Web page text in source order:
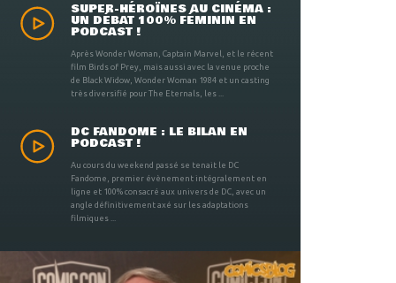
SUPER-HÉROÏNES AU CINÉMA :
UN DÉBAT 100% FÉMININ EN
PODCAST !
Après Wonder Woman, Captain Marvel, et le récent
film Birds of Prey, mais aussi avec la venue proche
de Black Widow, Wonder Woman 1984 et un casting
très diversifié pour The Eternals, les ...
DC FANDOME : LE BILAN EN
PODCAST !
Au cours du weekend passé se tenait le DC
Fandome, premier évènement intégralement en
ligne et 100% consacré aux univers de DC, avec un
angle définitivement axé sur les adaptations
filmiques ...